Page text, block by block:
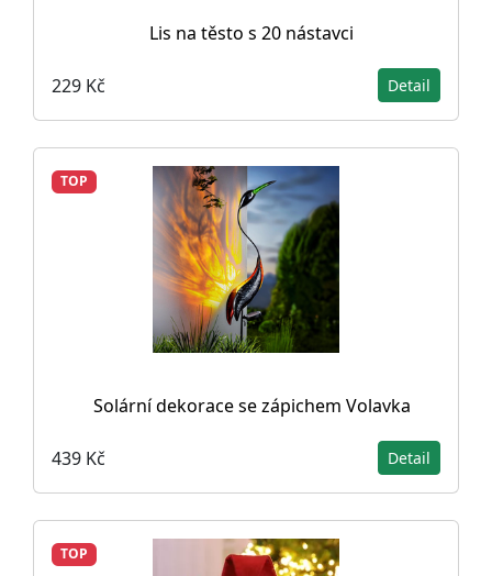
Lis na těsto s 20 nástavci
229 Kč Detail
TOP
Solární dekorace se zápichem Volavka
439 Kč Detail
TOP